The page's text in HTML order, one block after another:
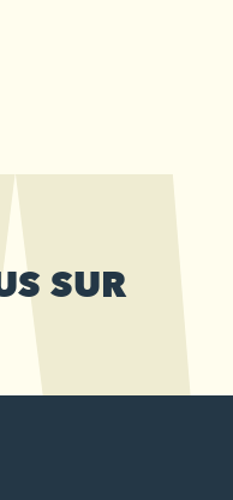
SUR